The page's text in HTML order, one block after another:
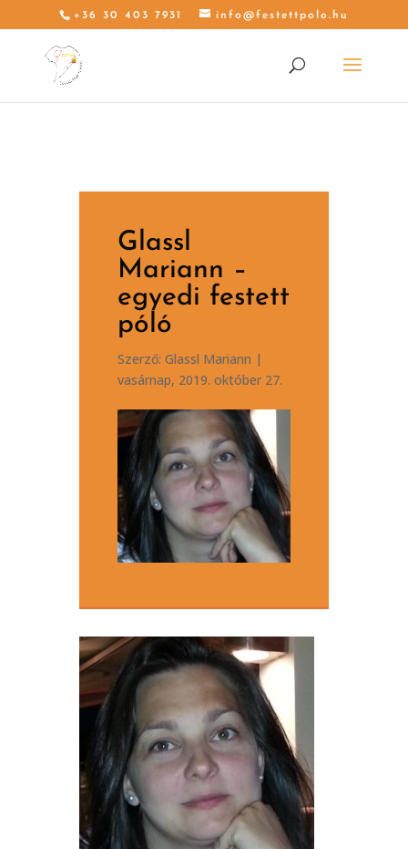
+36 30 403 7931 info@festettpolo.hu
Glassl
Mariann –
egyedi festett
póló
Szerző: Glassl Mariann |
vasárnap, 2019. október 27.